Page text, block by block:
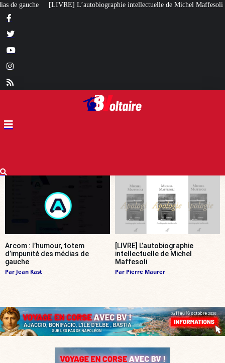
intellectuelle de Michel Maffesoli Pour regagner son influence en
Arcom : l’humour, totem
d’impunité des médias de
gauche
Par Jean Kast
[LIVRE] L’autobiographie
intellectuelle de Michel
Maffesoli
Par Pierre Maurer